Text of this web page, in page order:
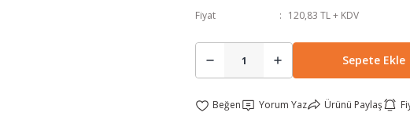
Fiyat
120,83 TL + KDV
Sepete Ekle
Yorum Yaz Ürünü Paylaş